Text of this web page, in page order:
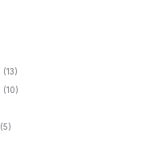
(13)
(10)
(5)